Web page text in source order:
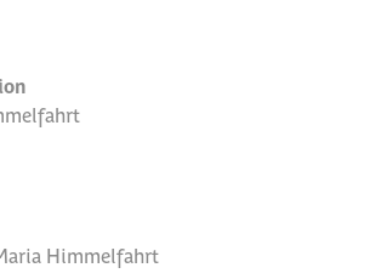
Himmelfahrt